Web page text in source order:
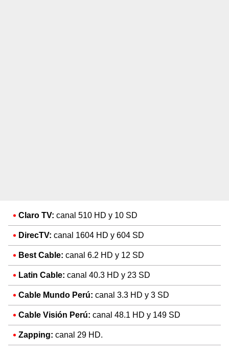
Claro TV: canal 510 HD y 10 SD
DirecTV: canal 1604 HD y 604 SD
Best Cable: canal 6.2 HD y 12 SD
Latin Cable: canal 40.3 HD y 23 SD
Cable Mundo Perú: canal 3.3 HD y 3 SD
Cable Visión Perú: canal 48.1 HD y 149 SD
Zapping: canal 29 HD.